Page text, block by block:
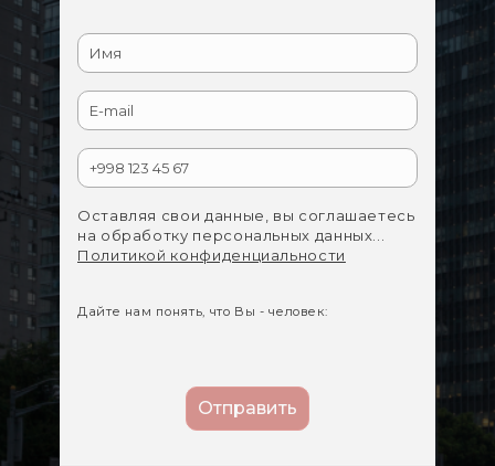
Оставляя свои данные, вы соглашаетесь
на обработку персональных данных...
Политикой конфиденциальности
Дайте нам понять, что Вы - человек: